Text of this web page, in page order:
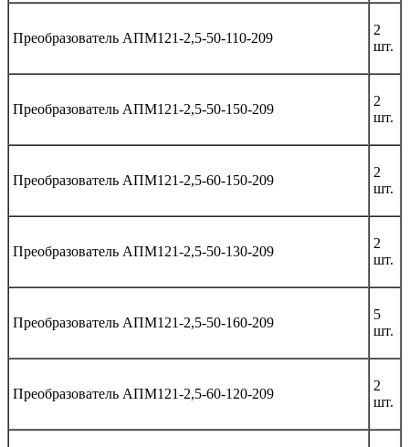
Преобразователь АПМ121-2,5-50-110-209
2
шт.
Преобразователь АПМ121-2,5-50-150-209
2
шт.
Преобразователь АПМ121-2,5-60-150-209
2
шт.
Преобразователь АПМ121-2,5-50-130-209
2
шт.
Преобразователь АПМ121-2,5-50-160-209
5
шт.
Преобразователь АПМ121-2,5-60-120-209
2
шт.